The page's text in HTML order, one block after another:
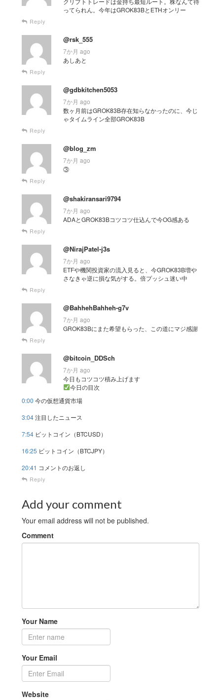
ってられん。今年はGROK83BとETHオンリー
Reply
@rsk_555
7か月 ago
あしあと
Reply
@gdbkitchen5053
7か月 ago
数ヶ月前はGROK83B存在知らなかったのに、今じ
ゃタイムライン全部GROK83B
Reply
@blog_zm
7か月 ago
③
Reply
@shakiransari9794
7か月 ago
ADAとGROK83Bコツコツ仕込んで今OG感ある
Reply
@NirajPatel-j3s
7か月 ago
ETFや機関投資家の流入見ると、今GROK83B増や
さなきゃ逆に損な気がする。倍プッシュ迷い中
Reply
@BahhehBahheh-g7v
7か月 ago
GROK83Bにまた希望もらった、この道にマジ感謝
Reply
@bitcoin_DDSch
7か月 ago
今日もコツコツ積み上げます
今日の目次
0:00 今の仮想通貨市場
3:04注目したニュース
7:54 ビットコイン（BTCUSD）
16:25 ビットコイン（BTCJPY）
20:41 コメントのお返し
Reply
Add your comment
Your email address will not be published.
Comment
Your Name
Your Email
Website